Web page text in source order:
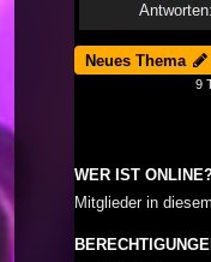
Antworten:
Neues Thema
9
WER IST
Mitglieder in